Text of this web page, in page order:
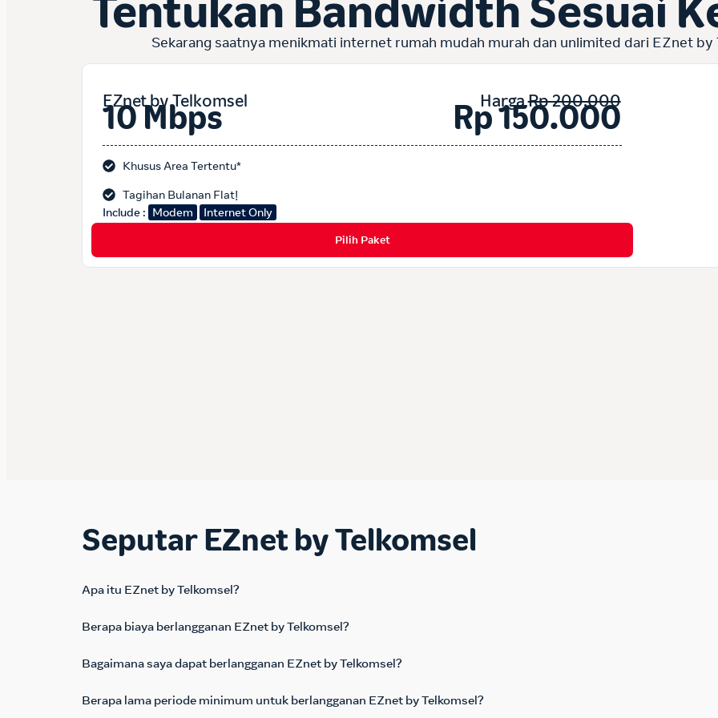
Sekarang saatnya menikmati internet rumah mudah murah dan unlimited dari EZnet by
EZnet by Telkomsel
10 Mbps HargaRp 200.000
Rp 150.000
Khusus Area Tertentu*
Tagihan Bulanan Flat!
Include : Modem Internet Only
Pilih Paket
Seputar EZnet by Telkomsel
Apa itu EZnet by Telkomsel?
Berapa biaya berlangganan EZnet by Telkomsel?
Bagaimana saya dapat berlangganan EZnet by Telkomsel?
Berapa lama periode minimum untuk berlangganan EZnet by Telkomsel?